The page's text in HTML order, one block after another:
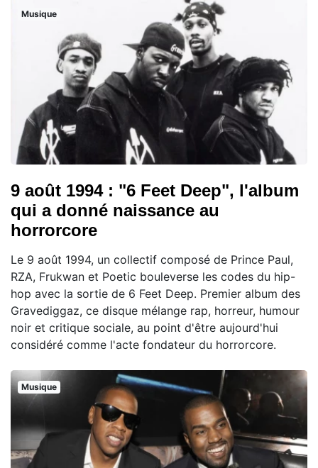
Musique
9 août 1994 : "6 Feet Deep", l'album
qui a donné naissance au
horrorcore
Le 9 août 1994, un collectif composé de Prince Paul,
RZA, Frukwan et Poetic bouleverse les codes du hip-
hop avec la sortie de 6 Feet Deep. Premier album des
Gravediggaz, ce disque mélange rap, horreur, humour
noir et critique sociale, au point d'être aujourd'hui
considéré comme l'acte fondateur du horrorcore.
Musique